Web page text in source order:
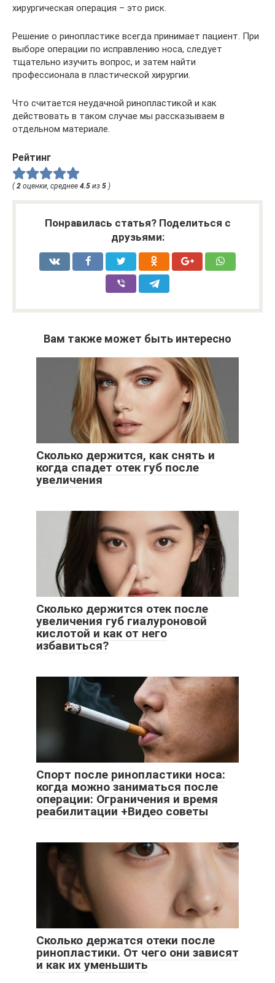
хирургическая операция – это риск.
Решение о ринопластике всегда принимает пациент. При
выборе операции по исправлению носа, следует
тщательно изучить вопрос, и затем найти
профессионала в пластической хирургии.
Что считается неудачной ринопластикой и как
действовать в таком случае мы рассказываем в
отдельном материале.
Рейтинг
( 2 оценки, среднее 4.5 из 5 )
Понравилась статья? Поделиться с
друзьями:
Вам также может быть интересно
Сколько держится, как снять и
когда спадет отек губ после
увеличения
Сколько держится отек после
увеличения губ гиалуроновой
кислотой и как от него
избавиться?
Спорт после ринопластики носа:
когда можно заниматься после
операции: Ограничения и время
реабилитации +Видео советы
Сколько держатся отеки после
ринопластики. От чего они зависят
и как их уменьшить